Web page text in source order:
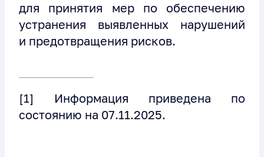
для принятия мер по обеспечению
устранения выявленных нарушений
и предотвращения рисков.
[1] Информация приведена по
состоянию на 07.11.2025.